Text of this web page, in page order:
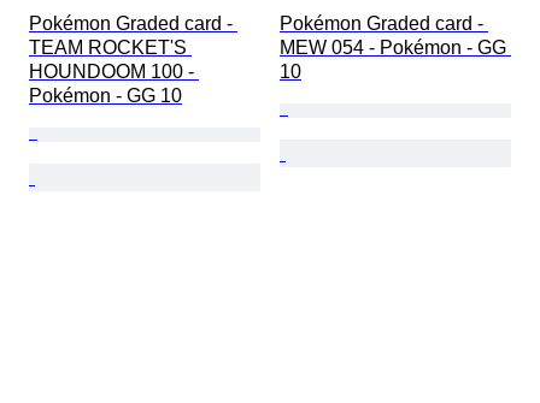
Pokémon Graded card -
TEAM ROCKET'S
HOUNDOOM 100 -
Pokémon - GG 10
Pokémon Graded card -
MEW 054 - Pokémon - GG
10